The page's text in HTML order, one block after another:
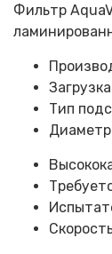
Фильтр
Тип